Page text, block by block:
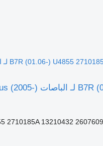
2710185A 13210432